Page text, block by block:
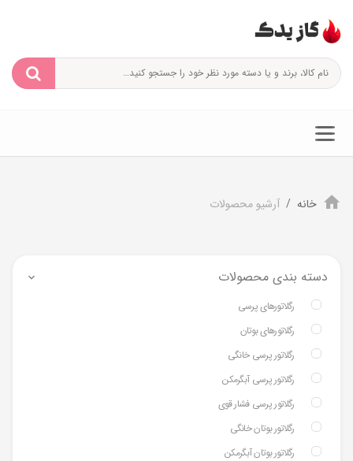
خانه آرشیو محصولات
دسته بندی محصولات
رگلاتورهای پرسی
رگلاتورهای بوتان
رگلاتور پرسی خانگی
رگلاتور پرسی آبگرمکن
رگلاتور پرسی فشار قوی
رگلاتور بوتان خانگی
رگلاتور بوتان آبگرمکن